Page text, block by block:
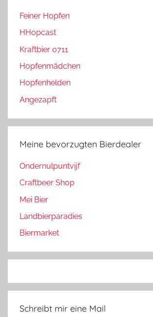
Feiner Hopfen
HHopcast
Kraftbier 0711
Hopfenmädchen
Hopfenhelden
Angezapft
Meine bevorzugten Bierdealer
Ondernulpuntvijf
Craftbeer Shop
Mei Bier
Landbierparadies
Biermarket
Schreibt mir eine Mail